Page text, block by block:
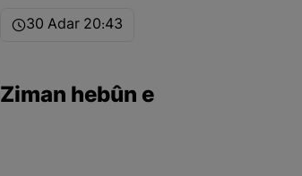
30 Adar 20:43
Ziman hebûn e